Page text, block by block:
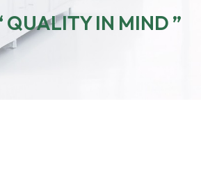
QUALITY IN MIND ”